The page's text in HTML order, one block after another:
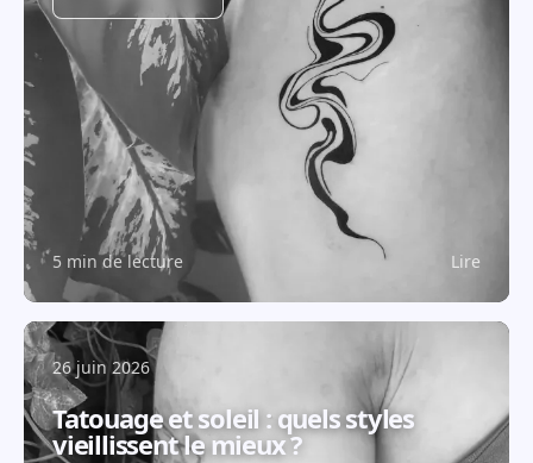
5 min de lecture Lire
26 juin 2026
Tatouage et soleil : quels styles
vieillissent le mieux ?